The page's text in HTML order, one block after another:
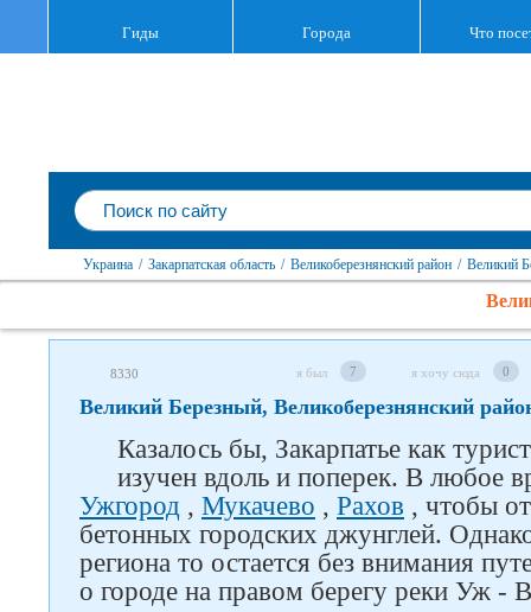
Гиды Города Что
Украина / Закарпатская область / Великоберезнянский район / Великий
8330 я был 7 я хочу сюда 0
Великий Березный, Великоберезнянский
Казалось бы, Закарпатье как
изучен вдоль и поперек. В любое
Ужгород , Мукачево , Рахов , чтобы
бетонных городских джунглей.
региона то остается без внимания
о городе на правом берегу реки Уж -